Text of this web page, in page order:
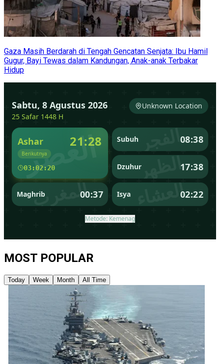
Gaza Masih Berdarah di Tengah Gencatan Senjata: Ibu Hamil
Gugur, Bayi Tewas dalam Kandungan, Anak-anak Terbakar
Hidup
MOST POPULAR
Today Week Month All Time